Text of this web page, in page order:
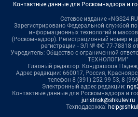
Контактные данные для Роскомнадзора и
Сетевое издание
Зарегистрировано Федеральной службой
информационных технологий и
(Роскомнадзор). Регистрационный номер и
регистрации - ЭЛ № ФС 77-78818
Учредитель: Общество с ограниченной
ТЕХНОЛОГИИ"
Главный редактор: Кондрашова
Адрес редакции: 660017, Россия,
телефон 8 (391) 252-99-53, 8
Электронный адрес редакции:
Контактные данные для Роскомнадзора и
juristnsk@shkulev.ru
Техподдержка: